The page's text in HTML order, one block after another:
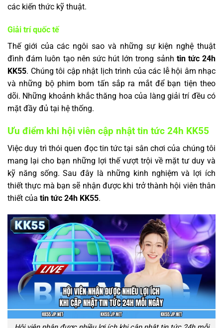
các kiến thức kỹ thuật.
Giải trí quốc tế
Thế giới của các ngôi sao và những sự kiện nghệ thuật
đình đám luôn tạo nên sức hút lớn trong sảnh tin tức 24h
KK55. Chúng tôi cập nhật lịch trình của các lễ hội âm nhạc
và những bộ phim bom tấn sắp ra mắt để bạn tiện theo
dõi. Những khoảnh khắc thăng hoa của làng giải trí đều có
mặt đầy đủ tại hệ thống.
Ưu điểm khi hội viên cập nhật tin tức 24h KK55
Việc duy trì thói quen đọc tin tức tại sân chơi của chúng tôi
mang lại cho bạn những lợi thế vượt trội về mặt tư duy và
kỹ năng sống. Sau đây là những kinh nghiệm và lợi ích
thiết thực mà bạn sẽ nhận được khi trở thành hội viên thân
thiết của tin tức 24h KK55.